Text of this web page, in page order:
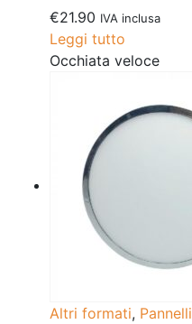
€21.90 IVA inclusa
Leggi tutto
Occhiata veloce
Altri formati, Pannelli